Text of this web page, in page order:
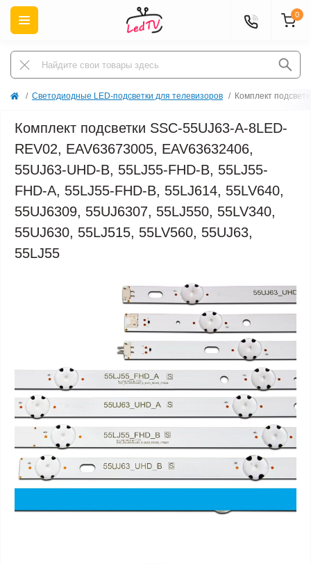
0
Светодиодные LED-подсветки для телевизоров Комплект
Комплект подсветки SSC-55UJ63-A-8LED-
REV02, EAV63673005, EAV63632406,
55UJ63-UHD-B, 55LJ55-FHD-B, 55LJ55-
FHD-A, 55LJ55-FHD-B, 55LJ614, 55LV640,
55UJ6309, 55UJ6307, 55LJ550, 55LV340,
55UJ630, 55LJ515, 55LV560, 55UJ63,
55LJ55